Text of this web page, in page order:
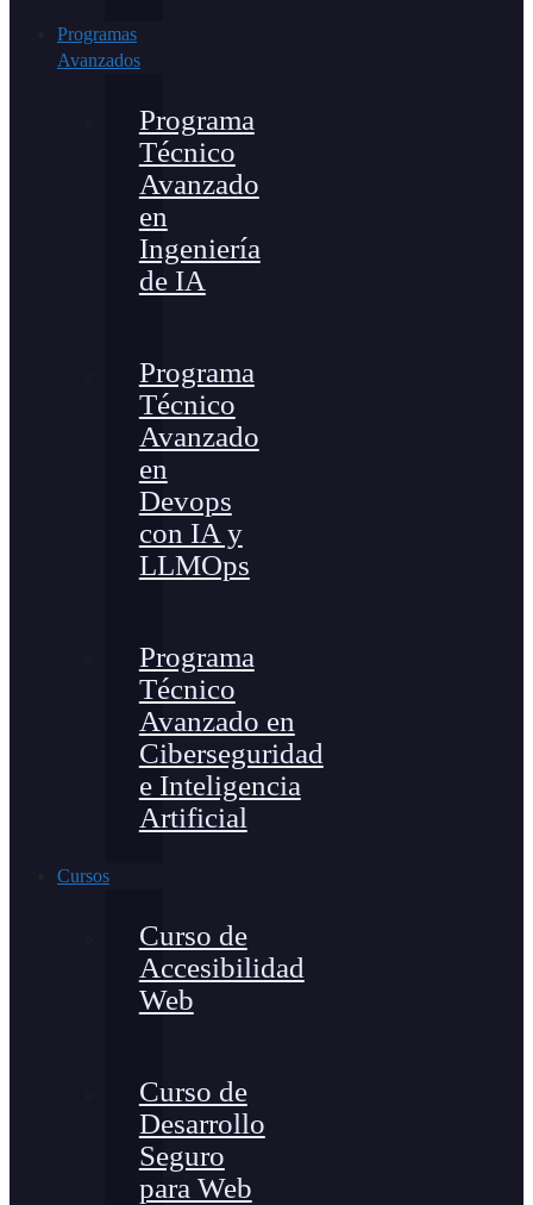
Programas
Avanzados
Programa
Técnico
Avanzado
en
Ingeniería
de IA
Programa
Técnico
Avanzado
en
Devops
con IA y
LLMOps
Programa
Técnico
Avanzado en
Ciberseguridad
e Inteligencia
Artificial
Cursos
Curso de
Accesibilidad
Web
Curso de
Desarrollo
Seguro
para Web